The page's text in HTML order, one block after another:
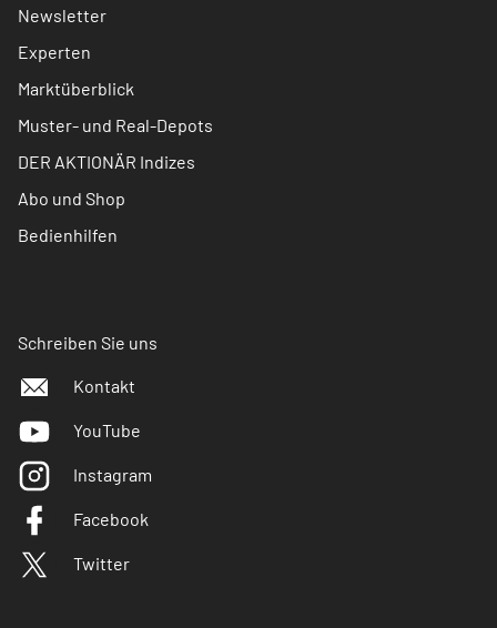
Newsletter
Experten
Marktüberblick
Muster- und Real-Depots
DER AKTIONÄR Indizes
Abo und Shop
Bedienhilfen
Schreiben Sie uns
Kontakt
YouTube
Instagram
Facebook
Twitter